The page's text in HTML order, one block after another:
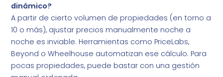
dinámico?
A partir de cierto volumen de propiedades (en torno a
10 o más), ajustar precios manualmente noche a
noche es inviable. Herramientas como PriceLabs,
Beyond o Wheelhouse automatizan ese cálculo. Para
pocas propiedades, puede bastar con una gestión